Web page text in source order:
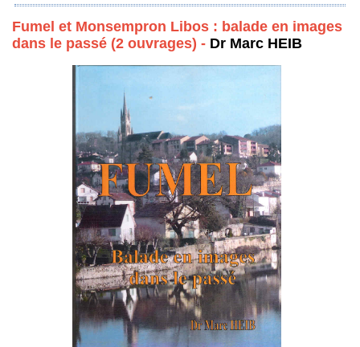
Fumel et Monsempron Libos : balade en images
dans le passé (2 ouvrages) - Dr Marc HEIB